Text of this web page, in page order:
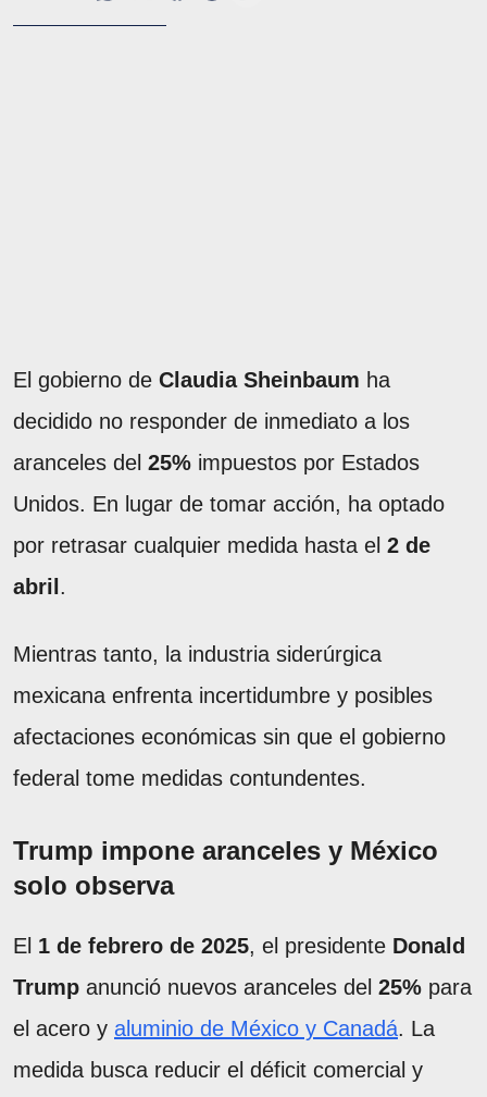
El gobierno de Claudia Sheinbaum ha
decidido no responder de inmediato a los
aranceles del 25% impuestos por Estados
Unidos. En lugar de tomar acción, ha optado
por retrasar cualquier medida hasta el 2 de
abril .
Mientras tanto, la industria siderúrgica
mexicana enfrenta incertidumbre y posibles
afectaciones económicas sin que el gobierno
federal tome medidas contundentes.
Trump impone aranceles y México
solo observa
El 1 de febrero de 2025, el presidente Donald
Trump anunció nuevos aranceles del 25% para
el acero y aluminio de México y Canadá. La
medida busca reducir el déficit comercial y